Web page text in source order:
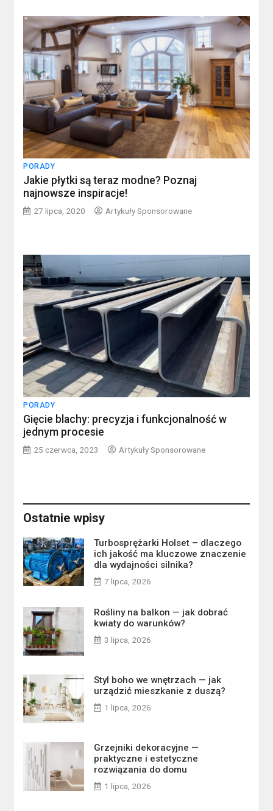
PORADY
Jakie płytki są teraz modne? Poznaj
najnowsze inspiracje!
27 lipca, 2020 Artykuły Sponsorowane
PORADY
Gięcie blachy: precyzja i funkcjonalność w
jednym procesie
25 czerwca, 2023 Artykuły Sponsorowane
Ostatnie wpisy
Turbosprężarki Holset – dlaczego
ich jakość ma kluczowe znaczenie
dla wydajności silnika?
7 lipca, 2026
Rośliny na balkon — jak dobrać
kwiaty do warunków?
3 lipca, 2026
Styl boho we wnętrzach — jak
urządzić mieszkanie z duszą?
1 lipca, 2026
Grzejniki dekoracyjne —
praktyczne i estetyczne
rozwiązania do domu
1 lipca, 2026